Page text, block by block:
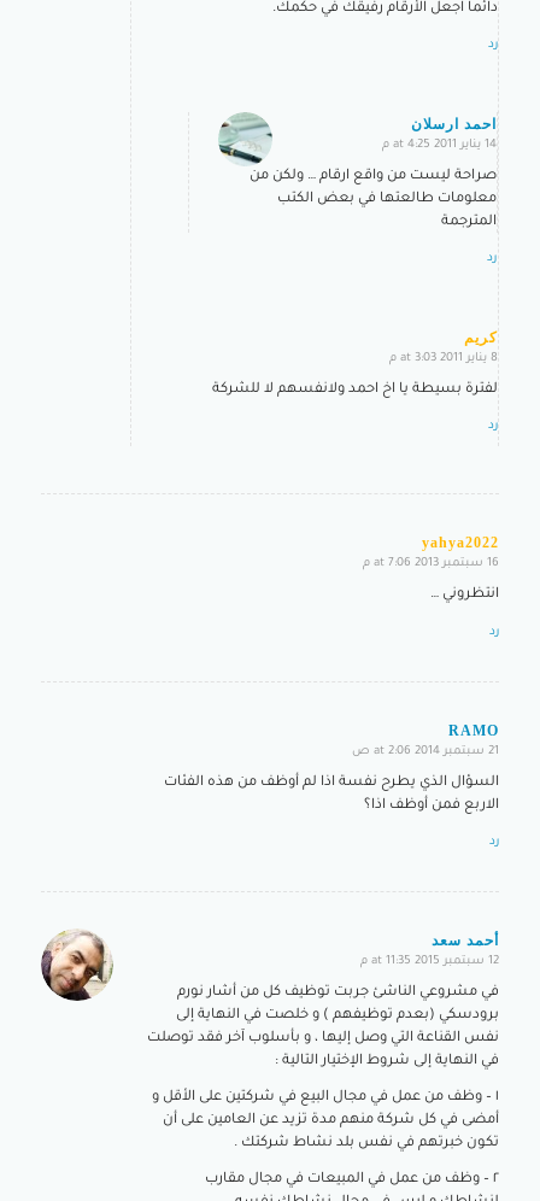
دائما اجعل الأرقام رفيقك في حكمك.
رد
احمد ارسلان
says:
14 يناير 2011 at 4:25 م
صراحة ليست من واقع ارقام … ولكن من
معلومات طالعتها في بعض الكتب
المترجمة
رد
كريم
says:
8 يناير 2011 at 3:03 م
لفترة بسيطة يا اخ احمد ولانفسهم لا للشركة
رد
yahya2022
says:
16 سبتمبر 2013 at 7:06 م
انتظروني …
رد
RAMO
says:
21 سبتمبر 2014 at 2:06 ص
السؤال الذي يطرح نفسة اذا لم أوظف من هذه الفئات
الاربع فمن أوظف اذا؟
رد
أحمد سعد
says:
12 سبتمبر 2015 at 11:35 م
في مشروعي الناشئ جربت توظيف كل من أشار نورم
برودسكي (بعدم توظيفهم ) و خلصت في النهاية إلى
نفس القناعة التي وصل إليها ، و بأسلوب آخر فقد توصلت
في النهاية إلى شروط الإختيار التالية :
١ – وظف من عمل في مجال البيع في شركتين على الأقل و
أمضى في كل شركة منهم مدة تزيد عن العامين على أن
تكون خبرتهم في نفس بلد نشاط شركتك .
٢ – وظف من عمل في المبيعات في مجال مقارب